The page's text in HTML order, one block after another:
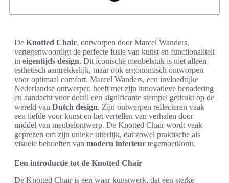
De Knotted Chair, ontworpen door Marcel Wanders,
vertegenwoordigt de perfecte fusie van kunst en functionaliteit
in eigentijds design. Dit iconische meubelstuk is niet alleen
esthetisch aantrekkelijk, maar ook ergonomisch ontworpen
voor optimaal comfort. Marcel Wanders, een invloedrijke
Nederlandse ontwerper, heeft met zijn innovatieve benadering
en aandacht voor detail een significante stempel gedrukt op de
wereld van Dutch design. Zijn ontwerpen reflecteren vaak
een liefde voor kunst en het vertellen van verhalen door
middel van meubelontwerp. De Knotted Chair wordt vaak
geprezen om zijn unieke uiterlijk, dat zowel praktische als
visuele behoeften van modern interieur tegemoetkomt.
Een introductie tot de Knotted Chair
De Knotted Chair is een waar kunstwerk, dat een sterke